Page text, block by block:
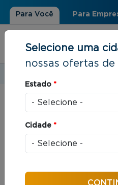
Para Você Para
Você está aqui
Resultados de busca
Foram
Selecione uma
nossas ofertas de
Estado *
Cidade *